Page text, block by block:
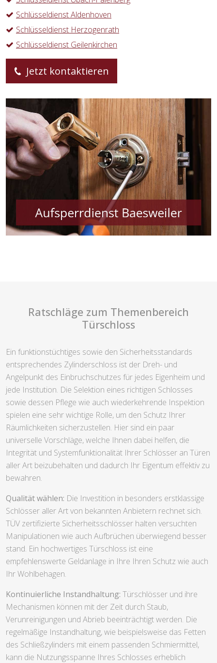
Schlüsseldienst Aldenhoven
Schlüsseldienst Herzogenrath
Schlüsseldienst Geilenkirchen
Jetzt kontaktieren
Ratschläge zum Themenbereich
Türschloss
Ein funktionstüchtiges sowie den Sicherheitsstandards
entsprechendes Zylinderschloss ist der Dreh- und
Angelpunkt des Einbruchschutzes für jedes Eigenheim und
jede Institution. Die Selektion eines richtigen Schlosses
sowie dessen Pflege wie auch wiederkehrende Inspektion
spielen eine sehr wichtige Rolle, um den Schutz Ihrer
Räumlichkeiten sicherzustellen. Hier sind ein paar
universelle Vorschläge, welche Ihnen dabei helfen, die
Integrität und Systemfunktionalität Ihrer Schlösser an Türen
aller Art beizubehalten und dadurch Ihr Eigentum effektiv zu
bewahren.
Qualität wählen: Die Investition in besonders erstklassige
Schlösser aller Art von bekannten Anbietern rechnet sich.
TÜV zertifizierte Sicherheitsschlösser halten versuchten
Manipulationen wie auch Aufbrüchen überwiegend besser
stand. Ein hochwertiges Türschloss ist eine
empfehlenswerte Geldanlage in Ihre Ihren Schutz wie auch
Ihr Wohlbehagen.
Kontinuierliche Instandhaltung: Türschlösser und ihre
Mechanismen können mit der Zeit durch Staub,
Verunreinigungen und Abrieb beeinträchtigt werden. Die
regelmäßige Instandhaltung, wie beispielsweise das Fetten
des Schließzylinders mit einem passenden Schmiermittel,
kann die Nutzungsspanne Ihres Schlosses erheblich